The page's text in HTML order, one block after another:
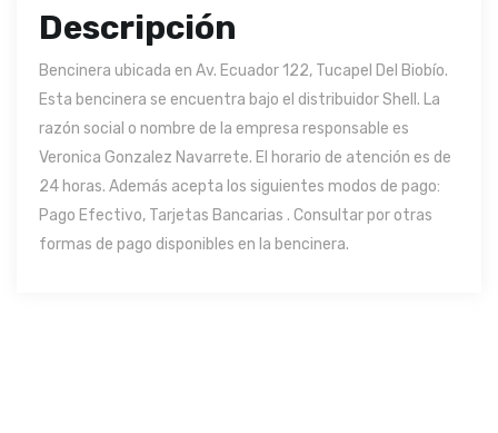
Descripción
Bencinera ubicada en Av. Ecuador 122, Tucapel Del Biobío.
Esta bencinera se encuentra bajo el distribuidor Shell. La
razón social o nombre de la empresa responsable es
Veronica Gonzalez Navarrete. El horario de atención es de
24 horas. Además acepta los siguientes modos de pago:
Pago Efectivo, Tarjetas Bancarias . Consultar por otras
formas de pago disponibles en la bencinera.